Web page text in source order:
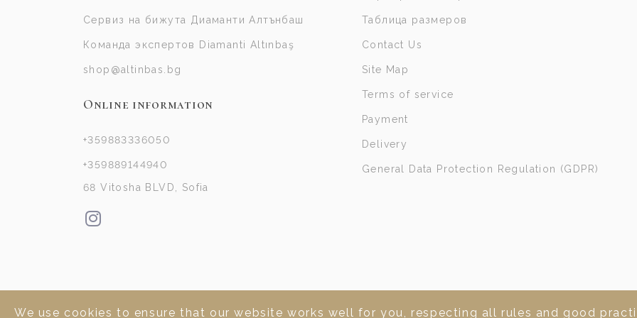
We use cookies to ensure that our website works well for you, respecting all rules and good
Сервиз на бижута Диаманти Алтънбаш
Команда экспертов Diamanti Altınbaş
shop@altinbas.bg
Online information
+359883336050
+359889144940
68 Vitosha BLVD, Sofia
Таблица размеров
Contact Us
Site Map
Terms of service
Payment
Delivery
General Data Protection Regulation (GDPR)